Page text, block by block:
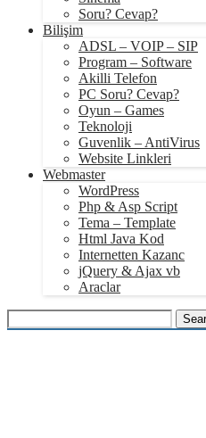
Soru? Cevap?
Bilişim
ADSL – VOIP – SIP
Program – Software
Akilli Telefon
PC Soru? Cevap?
Oyun – Games
Teknoloji
Guvenlik – AntiVirus
Website Linkleri
Webmaster
WordPress
Php & Asp Script
Tema – Template
Html Java Kod
Internetten Kazanc
jQuery & Ajax vb
Araclar